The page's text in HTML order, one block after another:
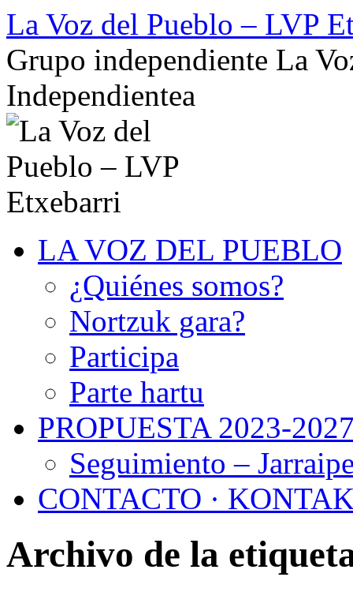
Saltar
contenido
La Voz del Pueblo – LVP
Grupo independiente La
Independientea
LA VOZ DEL PUEBLO
¿Quiénes somos?
Nortzuk gara?
Participa
Parte hartu
PROPUESTA 2023-
Seguimiento –
CONTACTO ·
Archivo de la